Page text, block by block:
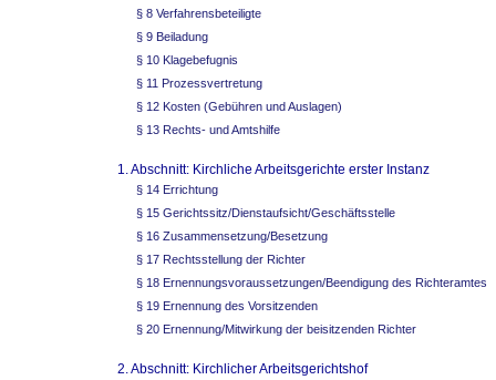
§ 8 Verfahrensbeteiligte
§ 9 Beiladung
§ 10 Klagebefugnis
§ 11 Prozessvertretung
§ 12 Kosten (Gebühren und Auslagen)
§ 13 Rechts- und Amtshilfe
1. Abschnitt: Kirchliche Arbeitsgerichte erster Instanz
§ 14 Errichtung
§ 15 Gerichtssitz/Dienstaufsicht/Geschäftsstelle
§ 16 Zusammensetzung/Besetzung
§ 17 Rechtsstellung der Richter
§ 18 Ernennungsvoraussetzungen/Beendigung des Richteramtes
§ 19 Ernennung des Vorsitzenden
§ 20 Ernennung/Mitwirkung der beisitzenden Richter
2. Abschnitt: Kirchlicher Arbeitsgerichtshof